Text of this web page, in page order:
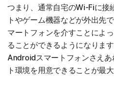
つまり、通常自宅のWi-Fiに接
トやゲーム機器などが外出先
マートフォンを介すことによ
ることができるようになります
Androidスマートフォンさえ
ト環境を用意できることが最